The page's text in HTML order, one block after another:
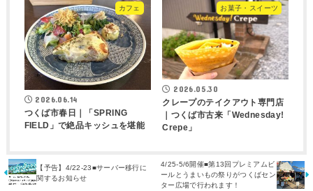
カフェ
2026.06.14
つくば市春日｜「SPRING
FIELD」で絶品キッシュを堪能
お菓子・スイーツ
2026.05.30
クレープのテイクアウト専門店
｜つくば市古来「Wednesday!
Crepe」
【予告】4/22-23■サーバー移行に
関するお知らせ
4/25-5/6開催■第13回プレミアムビ
ールとうまいもの祭りがつくばセン
ター広場で行われます！